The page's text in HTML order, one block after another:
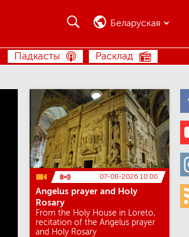
ПОШУК Беларуская
Расклад
Падкасты
07-08-2026 10:00
Angelus prayer and Holy
Rosary
From the Holy House in Loreto,
recitation of the Angelus prayer
and Holy Rosary